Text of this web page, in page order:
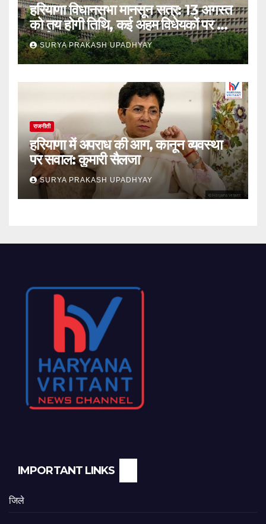
हरियाणा विधानसभा मानसून सत्र: 13 अगस्त
को तय होगी तिथि, कई अहम विधेयकों पर होगी
चर्चाSURYA PRAKASH UPADHYAY
राजनीती
हरियाणा में अपराध की आग, कानून व्यवस्था
पर सवाल: कुमारी सैलजा
SURYA PRAKASH UPADHYAY
IMPORTANT LINKS
जिले